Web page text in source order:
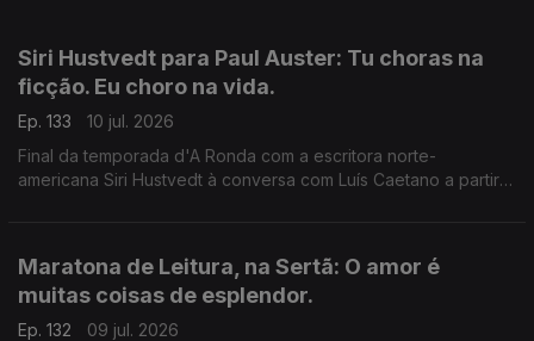
Siri Hustvedt para Paul Auster: Tu choras na
ficção. Eu choro na vida.
Ep. 133
10 jul. 2026
Final da temporada d'A Ronda com a escritora norte-
americana Siri Hustvedt à conversa com Luís Caetano a partir
Maratona de Leitura, na Sertã: O amor é
muitas coisas de esplendor.
Ep. 132
09 jul. 2026